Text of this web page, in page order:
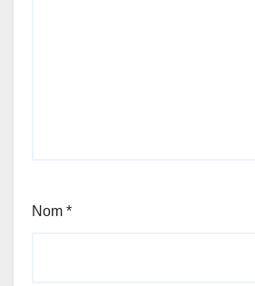
Nom *